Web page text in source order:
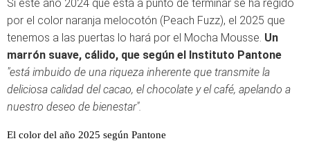
Si este año 2024 que está a punto de terminar se ha regido
por el color naranja melocotón (Peach Fuzz), el 2025 que
tenemos a las puertas lo hará por el Mocha Mousse. Un
marrón suave, cálido, que según el Instituto Pantone
"está imbuido de una riqueza inherente que transmite la
deliciosa calidad del cacao, el chocolate y el café, apelando a
nuestro deseo de bienestar".
El color del año 2025 según Pantone